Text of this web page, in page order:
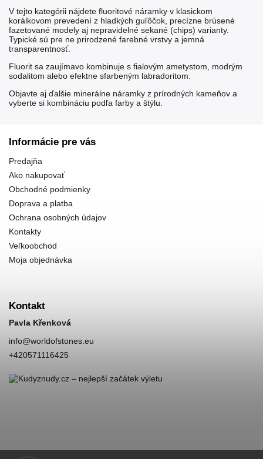
V tejto kategórii nájdete fluoritové náramky v klasickom
korálkovom prevedení z hladkých guľôčok, precízne brúsené
fazetované modely aj nepravidelné sekané (chips) varianty.
Typické sú pre ne prirodzené farebné vrstvy a jemná
transparentnosť.
Fluorit sa zaujímavo kombinuje s fialovým ametystom , modrým
sodalitom alebo efektne sfarbeným labradoritom
Objavte aj ďalšie minerálne náramky z prírodných kameňov a
vyberte si kombináciu podľa farby a štýlu.
Informácie pre vás
Predajňa
Ako nakupovať
Obchodné podmienky
Doprava a platba
Ochrana osobných údajov
Kontakty
Veľkoobchod
Moja objednávka
Kontakt
Pavla Křenková
info@worldofstones.eu
+420571116425